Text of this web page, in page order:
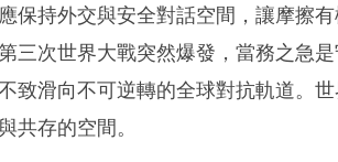
保持外交與安全對話空間，讓摩擦有
三次世界大戰突然爆發，當務之急
致滑向不可逆轉的全球對抗軌道。
共存的空間。